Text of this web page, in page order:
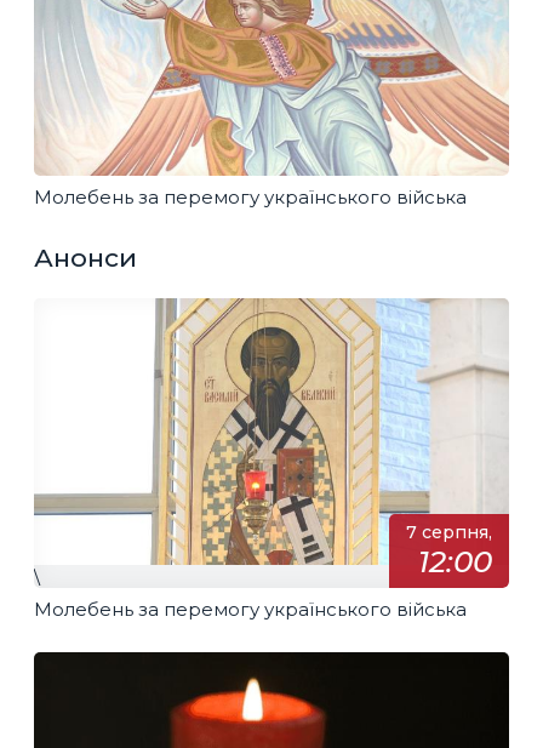
Молебень за перемогу українського війська
Анонси
7 серпня,
12:00
\
Молебень за перемогу українського війська